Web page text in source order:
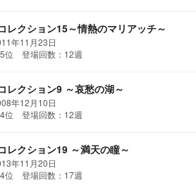
レクション15～情熱のマリアッチ～
年11月23日
位 登場回数：12週
レクション9 ～哀愁の湖～
年12月10日
位 登場回数：12週
レクション19 ～満天の瞳～
年11月20日
位 登場回数：17週